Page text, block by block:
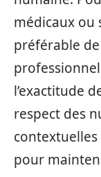
médicaux ou
préférable
l’exactitude
respect des
pour